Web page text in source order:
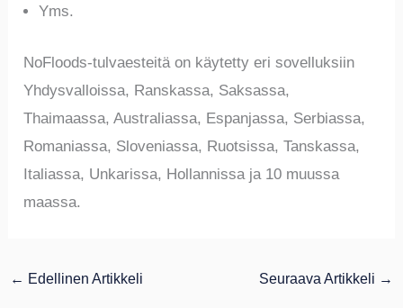
Yms.
NoFloods-tulvaesteitä on käytetty eri sovelluksiin
Yhdysvalloissa, Ranskassa, Saksassa,
Thaimaassa, Australiassa, Espanjassa, Serbiassa,
Romaniassa, Sloveniassa, Ruotsissa, Tanskassa,
Italiassa, Unkarissa, Hollannissa ja 10 muussa
maassa.
← Edellinen Artikkeli Seuraava Artikkeli →